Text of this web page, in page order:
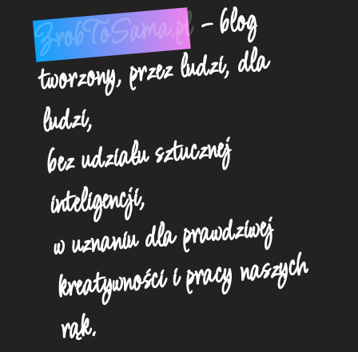
ZrobToSama.pl- blog
tworzony, przez ludzi, dla
ludzi,
bez udziału sztucznej
inteligencji,
w uznaniu dla prawdziwej
kreatywności i pracy naszych
rąk.